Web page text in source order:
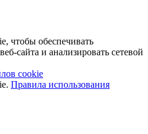
чтобы обеспечивать
сайта и анализировать сетевой
cookie
Правила использования